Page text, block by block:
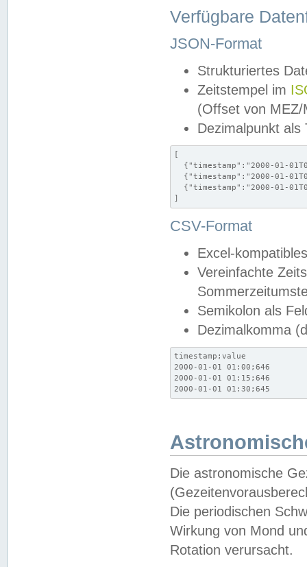
Verfügbare
JSON-Format
Strukturiertes
Zeitstempel im
(Offset von MEZ/
Dezimalpunkt als
[
{"timestamp":"2000-01-
{"timestamp":"2000-01-
{"timestamp":"2000-01-
]
CSV-Format
Excel-
Vereinfachte
Semikolon als
Dezimalkomma
timestamp;value
2000-01-01 01:00;646
2000-01-01 01:15;646
2000-01-01 01:30;645
Die astronomische
Die periodischen
Wirkung von Mond
Rotation verursacht.